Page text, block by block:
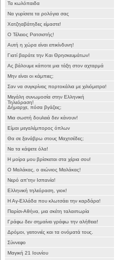
Τα κωλόπαιδα
Να γυρίσετε τα ρολόγια σας
Χατζηαβάτηδες είμαστε!
Ο Τέλειος Ρατσιστής!
Αυτή η χώρα είναι επικίνδυνη!
Γιατί βαράτε την Και Θρησκευμάτων!
Ας βάλουμε κάποτε μια τάξη στον αχταρμά
Μην είναι οι κάμπιες;
Σαν να συγκρίνεις πορτοκάλια με χιλιόμετρα!
Μεγάλη συνωμοσία στην Ελληνική
Τηλεόραση!
Δήμαρχε, πόσα βγάζεις;
Μια σωστή δουλειά δεν κάνουν!
Είμαι μεγαλέμπορος όπλων
Θα σε ξανάβρω στους Μαχτσέδες;
Να τα κάψετε όλα!
Η μοίρα μου βρίσκεται στα χέρια σου!
Ο Μαλάκας, ο αιώνιος Μαλάκας!
Νερό απ'την Ισπανία!
Ελληνική τηλεόραση, γιοκ!
Η Αγ-Ελλάδα που κλωτσάει την καρδάρα!
Παρίσι-Αθήνα, μια σκέτη ταλαιπωρία
Γράφω δεν σημαίνει γράφω την αλήθεια!
Δρόμοι, γειτονιές και τα ονόματά τους.
Σύννεφο
Μαγική 21 Ιουνίου